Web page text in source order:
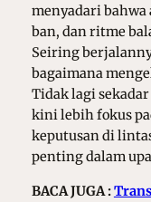
menyadari
ban, dan ritme
Seiring
bagaimana
Tidak lagi
kini lebih fokus
keputusan di
penting dalam
BACA JUGA :